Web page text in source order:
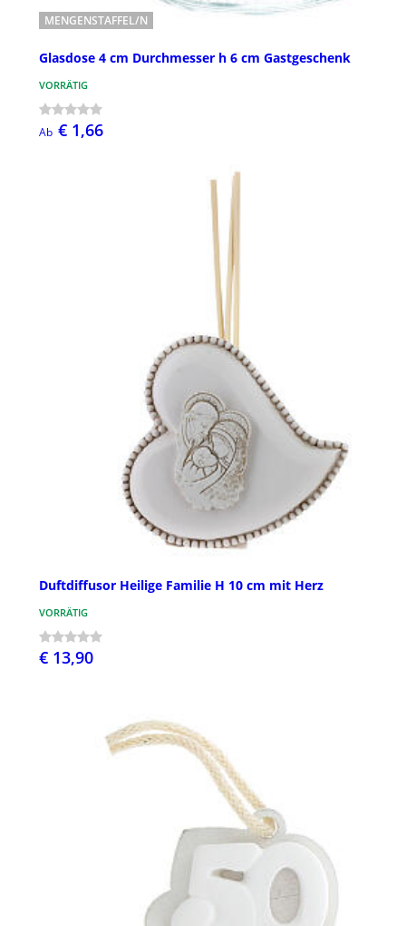
MENGENSTAFFEL/N
Glasdose 4 cm Durchmesser h 6 cm Gastgeschenk
VORRÄTIG
Ab € 1,66
Duftdiffusor Heilige Familie H 10 cm mit Herz
VORRÄTIG
€ 13,90